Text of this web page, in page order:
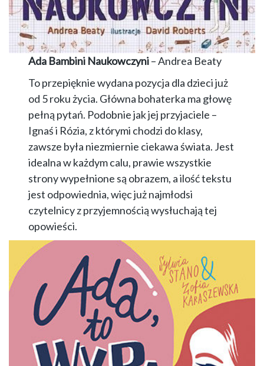
Ada Bambini Naukowczyni– Andrea Beaty
To przepięknie wydana pozycja dla dzieci już
od 5 roku życia. Główna bohaterka ma głowę
pełną pytań. Podobnie jak jej przyjaciele –
Ignaś i Rózia, z którymi chodzi do klasy,
zawsze była niezmiernie ciekawa świata. Jest
idealna w każdym calu, prawie wszystkie
strony wypełnione są obrazem, a ilość tekstu
jest odpowiednia, więc już najmłodsi
czytelnicy z przyjemnością wysłuchają tej
opowieści.